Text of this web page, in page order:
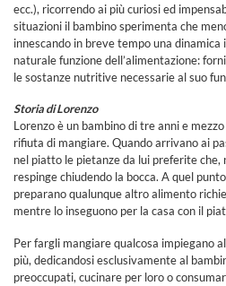
ecc.), ricorrendo ai più curiosi ed
situazioni il bambino sperimenta che
innescando in breve tempo una
naturale funzione dell’alimentazione:
le sostanze nutritive necessarie al suo
Storia di Lorenzo
Lorenzo è un bambino di tre anni e
rifiuta di mangiare. Quando arrivano ai
nel piatto le pietanze da lui preferite che,
respinge chiudendo la bocca. A quel
preparano qualunque altro alimento
mentre lo inseguono per la casa con il
Per fargli mangiare qualcosa impiegano
più, dedicandosi esclusivamente al
preoccupati, cucinare per loro o